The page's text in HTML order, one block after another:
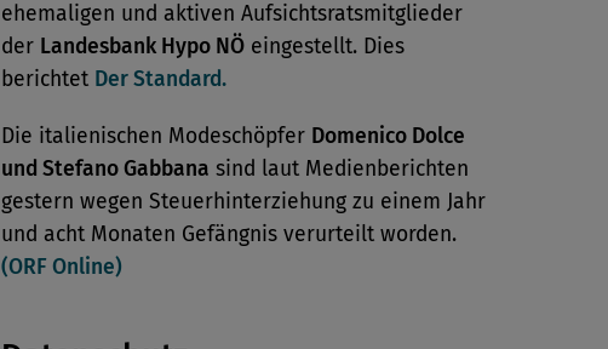
ehemaligen und aktiven Aufsichtsratsmitglieder
der Landesbank Hypo NÖ eingestellt. Dies
berichtet Der Standard.
Die italienischen Modeschöpfer Domenico Dolce
und Stefano Gabbana sind laut Medienberichten
gestern wegen Steuerhinterziehung zu einem Jahr
und acht Monaten Gefängnis verurteilt worden.
(ORF Online)